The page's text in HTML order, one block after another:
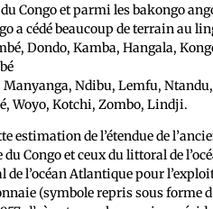
Congo et parmi les bakongo
a cédé beaucoup de terrain au
Dondo, Kamba, Hangala,
Ndibu, Lemfu,
Woyo, Kotchi, Zombo, Lindji.
estimation de l’étendue de
Congo et ceux du littoral de
l’océan Atlantique pour
(symbole repris sous forme